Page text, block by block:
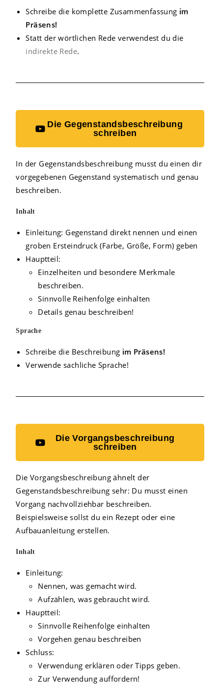
Schreibe die komplette Zusammenfassung im
Präsens!
Statt der wörtlichen Rede verwendest du die
indirekte Rede.
Die Gegenstandsbeschreibung
schreiben
In der Gegenstandsbeschreibung musst du einen dir
vorgegebenen Gegenstand systematisch und genau
beschreiben.
Inhalt
Einleitung: Gegenstand direkt nennen und einen
groben Ersteindruck (Farbe, Größe, Form) geben
Hauptteil:
Einzelheiten und besondere Merkmale
beschreiben.
Sinnvolle Reihenfolge einhalten
Details genau beschreiben!
Sprache
Schreibe die Beschreibung im Präsens!
Verwende sachliche Sprache!
Die Vorgangsbeschreibung
schreiben
Die Vorgangsbeschreibung ähnelt der
Gegenstandsbeschreibung sehr: Du musst einen
Vorgang nachvollziehbar beschreiben.
Beispielsweise sollst du ein Rezept oder eine
Aufbauanleitung erstellen.
Inhalt
Einleitung:
Nennen, was gemacht wird.
Aufzählen, was gebraucht wird.
Hauptteil:
Sinnvolle Reihenfolge einhalten
Vorgehen genau beschreiben
Schluss:
Verwendung erklären oder Tipps geben.
Zur Verwendung auffordern!